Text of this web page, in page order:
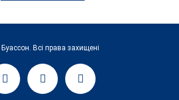
Всі права захищені